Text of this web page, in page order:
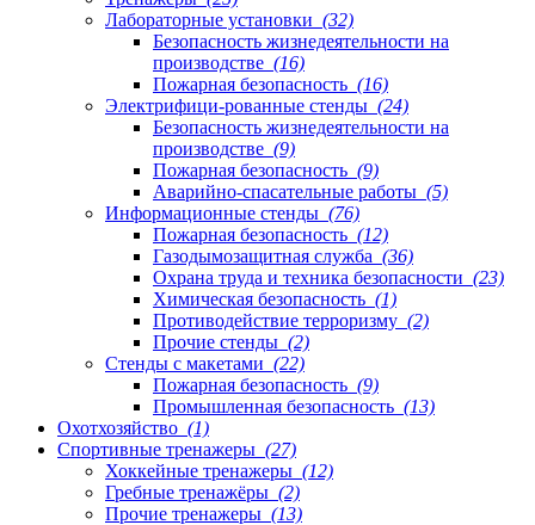
Лабораторные установки (32)
Безопасность жизнедеятельности на
производстве (16)
Пожарная безопасность (16)
Электрифици-рованные стенды (24)
Безопасность жизнедеятельности на
производстве (9)
Пожарная безопасность (9)
Аварийно-спасательные работы (5)
Информационные стенды (76)
Пожарная безопасность (12)
Газодымозащитная служба (36)
Охрана труда и техника безопасности (23)
Химическая безопасность (1)
Противодействие терроризму (2)
Прочие стенды (2)
Стенды с макетами (22)
Пожарная безопасность (9)
Промышленная безопасность (13)
Охотхозяйство (1)
Спортивные тренажеры (27)
Хоккейные тренажеры (12)
Гребные тренажёры (2)
Прочие тренажеры (13)